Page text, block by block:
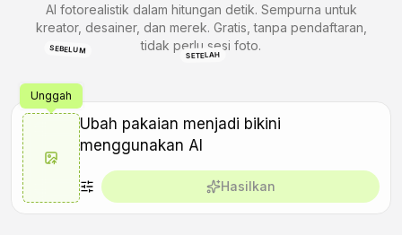
AI fotorealistik dalam hitungan detik. Sempurna untuk
kreator, desainer, dan merek. Gratis, tanpa pendaftaran,
tidak perlu sesi foto.
SEBELUM SETELAH
Unggah
Hasilkan